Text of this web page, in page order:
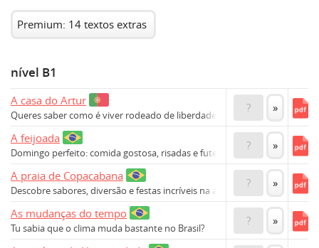
Premium: 14 textos extras
nível B1
A casa do Artur
Queres saber como é viver rodeado de liberdade?
? »
A feijoada
Domingo perfeito: comida gostosa, risadas e futebol juntos.
? »
A praia de Copacabana
Descobre sabores, diversão e festas incríveis na areia!
? »
As mudanças do tempo
Tu sabia que o clima muda bastante no Brasil?
? »